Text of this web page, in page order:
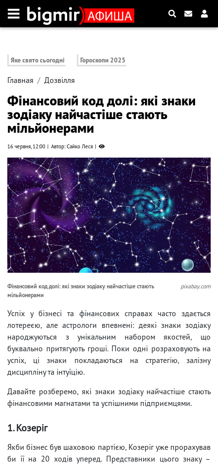
Яке свято сьогодні Гороскопи 2025
Главная Дозвілля
Фінансовий код долі: які знаки
зодіаку найчастіше стають
мільйонерами
16 червня, 12:00 Автор: Сайко Леся
Фінансовий код долі: які знаки зодіаку найчастіше стають
мільйонерами
pixabay.com
Успіх у бізнесі та фінансових справах часто здається
лотереєю, але астрологи впевнені: деякі знаки зодіаку
народжуються з унікальним набором якостей, що
буквально притягують гроші. Поки одні розраховують на
успіх, ці знаки покладаються на стратегію, залізну
дисципліну та інтуїцію.
Давайте розберемо, які знаки зодіаку найчастіше стають
фінансовими магнатами та успішними підприємцями.
1. Козеріг
Якби бізнес був шаховою партією, Козеріг уже прорахував
би її на 20 ходів уперед. Представники цього знаку –